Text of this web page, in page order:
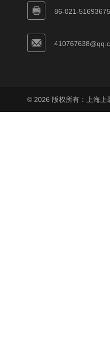
86-021-51693675
© 2026 版权所有：上海